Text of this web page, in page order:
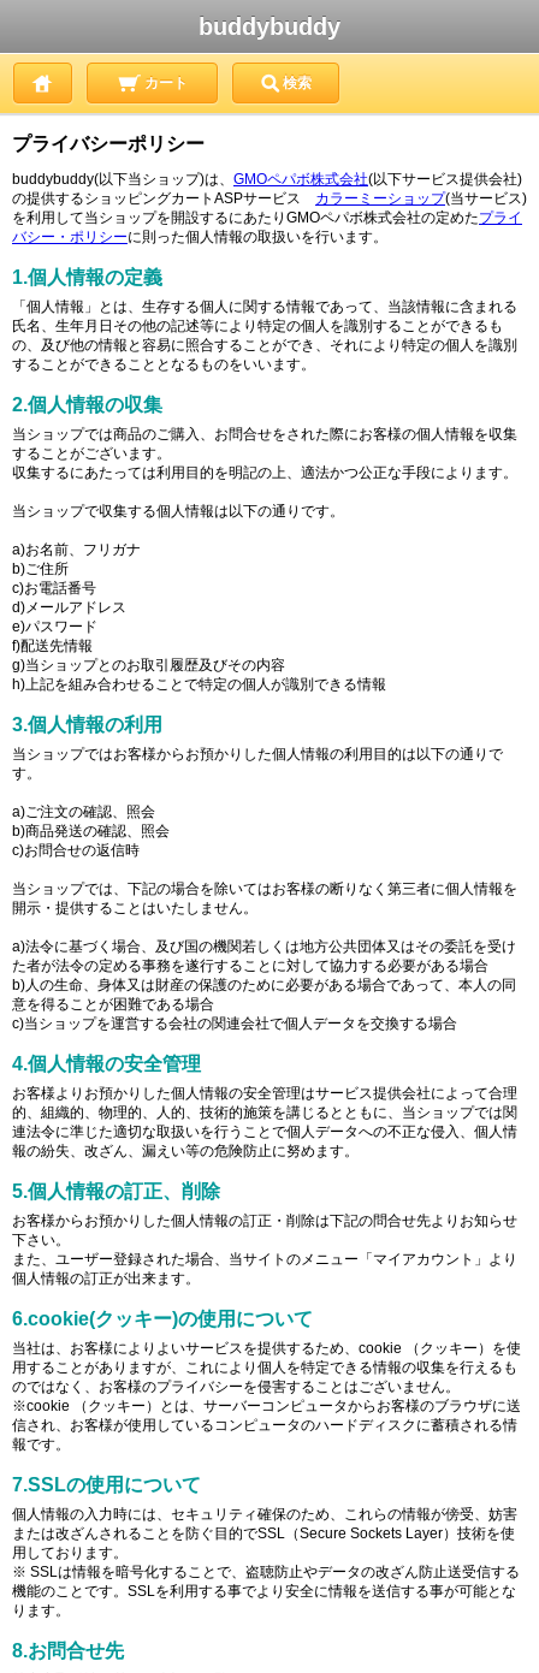
buddybuddy
カート 検索
プライバシーポリシー
buddybuddy(以下当ショップ)は、 GMOペパボ株式会社(以下サービス提供会社)
の提供するショッピングカートASPサービス カラーミーショップ(当サービス)
を利用して当ショップを開設するにあたりGMOペパボ株式会社の定めたプライ
バシー・ポリシーに則った個人情報の取扱いを行います。
1.個人情報の定義
「個人情報」とは、生存する個人に関する情報であって、当該情報に含まれる
氏名、生年月日その他の記述等により特定の個人を識別することができるも
の、及び他の情報と容易に照合することができ、それにより特定の個人を識別
することができることとなるものをいいます。
2.個人情報の収集
当ショップでは商品のご購入、お問合せをされた際にお客様の個人情報を収集
することがございます。
収集するにあたっては利用目的を明記の上、適法かつ公正な手段によります。
当ショップで収集する個人情報は以下の通りです。
a)お名前、フリガナ
b)ご住所
c)お電話番号
d)メールアドレス
e)パスワード
f)配送先情報
g)当ショップとのお取引履歴及びその内容
h)上記を組み合わせることで特定の個人が識別できる情報
3.個人情報の利用
当ショップではお客様からお預かりした個人情報の利用目的は以下の通りで
す。
a)ご注文の確認、照会
b)商品発送の確認、照会
c)お問合せの返信時
当ショップでは、下記の場合を除いてはお客様の断りなく第三者に個人情報を
開示・提供することはいたしません。
a)法令に基づく場合、及び国の機関若しくは地方公共団体又はその委託を受け
た者が法令の定める事務を遂行することに対して協力する必要がある場合
b)人の生命、身体又は財産の保護のために必要がある場合であって、本人の同
意を得ることが困難である場合
c)当ショップを運営する会社の関連会社で個人データを交換する場合
4.個人情報の安全管理
お客様よりお預かりした個人情報の安全管理はサービス提供会社によって合理
的、組織的、物理的、人的、技術的施策を講じるとともに、当ショップでは関
連法令に準じた適切な取扱いを行うことで個人データへの不正な侵入、個人情
報の紛失、改ざん、漏えい等の危険防止に努めます。
5.個人情報の訂正、削除
お客様からお預かりした個人情報の訂正・削除は下記の問合せ先よりお知らせ
下さい。
また、ユーザー登録された場合、当サイトのメニュー「マイアカウント」より
個人情報の訂正が出来ます。
6.cookie(クッキー)の使用について
当社は、お客様によりよいサービスを提供するため、cookie （クッキー）を使
用することがありますが、これにより個人を特定できる情報の収集を行えるも
のではなく、お客様のプライバシーを侵害することはございません。
※cookie （クッキー）とは、サーバーコンピュータからお客様のブラウザに送
信され、お客様が使用しているコンピュータのハードディスクに蓄積される情
報です。
7.SSLの使用について
個人情報の入力時には、セキュリティ確保のため、これらの情報が傍受、妨害
または改ざんされることを防ぐ目的でSSL（Secure Sockets Layer）技術を使
用しております。
※ SSLは情報を暗号化することで、盗聴防止やデータの改ざん防止送受信する
機能のことです。SSLを利用する事でより安全に情報を送信する事が可能とな
ります。
8.お問合せ先